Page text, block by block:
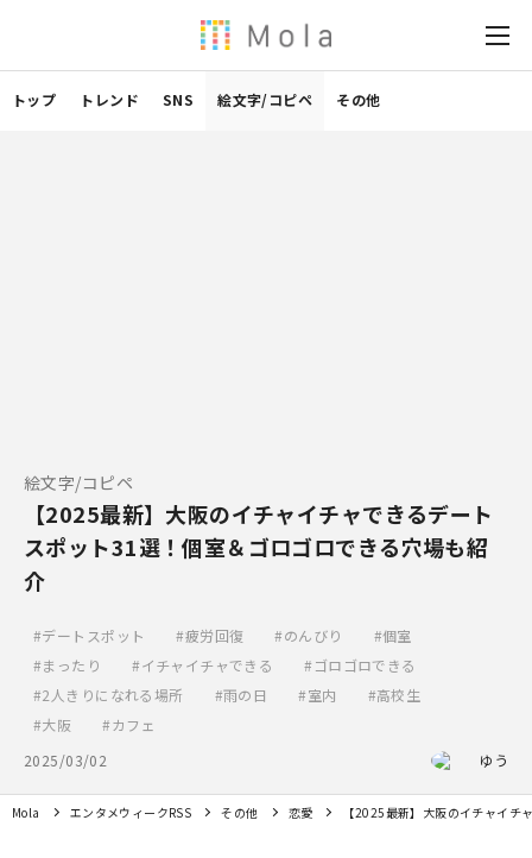
トップ トレンド SNS 絵文字/コピペ その他
絵文字/コピペ
【2025最新】大阪のイチャイチャできるデート
スポット31選！個室＆ゴロゴロできる穴場も紹
介
デートスポット 疲労回復 のんびり
個室
まったり
イチャイチャできる
ゴロゴロできる
2人きりになれる場所
雨の日 室内
高校生
大阪
カフェ
2025/03/02
ゆう
Mola エンタメウィークRSS その他 恋愛 【2025最新】大阪のイチャイチ